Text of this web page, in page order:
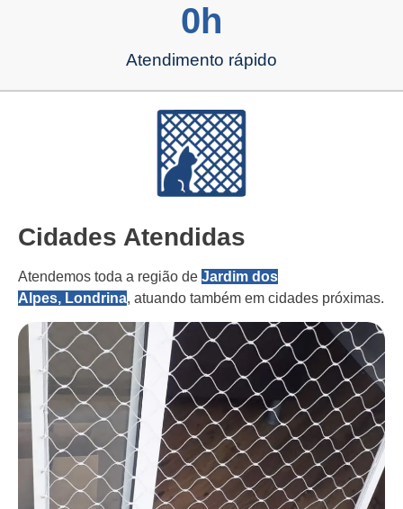
Atendimento rápido
0h
Cidades Atendidas
Atendemos toda a região de Jardim dos
Alpes, Londrina, atuando também em cidades próximas.